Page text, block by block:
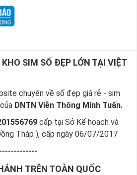
SIM SỐ ĐẸP LỚN TẠI VIỆT
chuyên về số đẹp giá rẻ - sim
DNTN Viễn Thông Minh Tuấn.
cấp tại Sở Kế hoạch và
Tháp ), cấp ngày 06/07/2017
TRÊN TOÀN QUỐC